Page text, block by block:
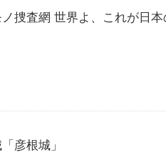
捜査網 世界よ、これが日本
彦根城」